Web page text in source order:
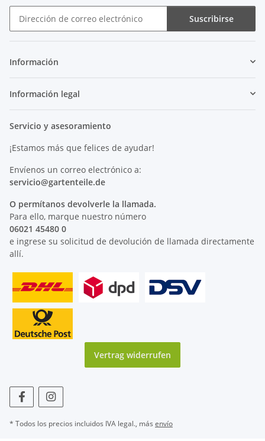
Suscribirse
Información
Información legal
Servicio y asesoramiento
¡Estamos más que felices de ayudar!
Envíenos un correo electrónico a:
servicio@gartenteile.de
O permítanos devolverle la llamada.
Para ello, marque nuestro número
06021 45480 0
e ingrese su solicitud de devolución de llamada directamente
allí.
Vertrag widerrufen
* Todos los precios incluidos IVA legal., más envío